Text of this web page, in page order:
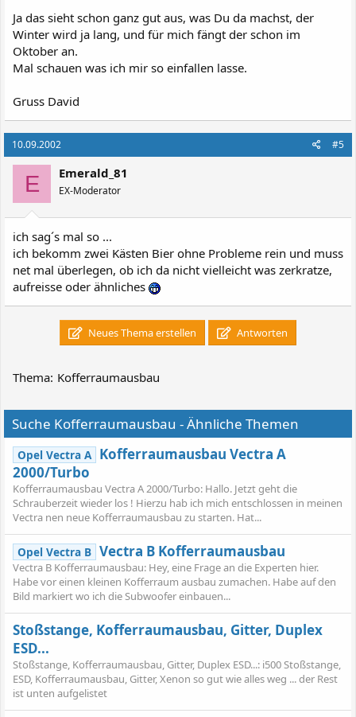
Ja das sieht schon ganz gut aus, was Du da machst, der
Winter wird ja lang, und für mich fängt der schon im
Oktober an.
Mal schauen was ich mir so einfallen lasse.
Gruss David
10.09.2002 #5
E Emerald_81
EX-Moderator
ich sag´s mal so ...
ich bekomm zwei Kästen Bier ohne Probleme rein und muss
net mal überlegen, ob ich da nicht vielleicht was zerkratze,
aufreisse oder ähnliches
Neues Thema erstellen Antworten
Thema: Kofferraumausbau
Suche Kofferraumausbau - Ähnliche Themen
Opel Vectra A Kofferraumausbau Vectra A
2000/Turbo
Kofferraumausbau Vectra A 2000/Turbo: Hallo. Jetzt geht die
Schrauberzeit wieder los ! Hierzu hab ich mich entschlossen in meinen
Vectra nen neue Kofferraumausbau zu starten. Hat...
Opel Vectra B Vectra B Kofferraumausbau
Vectra B Kofferraumausbau: Hey, eine Frage an die Experten hier.
Habe vor einen kleinen Kofferraum ausbau zumachen. Habe auf den
Bild markiert wo ich die Subwoofer einbauen...
Stoßstange, Kofferraumausbau, Gitter, Duplex
ESD...
Stoßstange, Kofferraumausbau, Gitter, Duplex ESD...: i500 Stoßstange,
ESD, Kofferraumausbau, Gitter, Xenon so gut wie alles weg ... der Rest
ist unten aufgelistet